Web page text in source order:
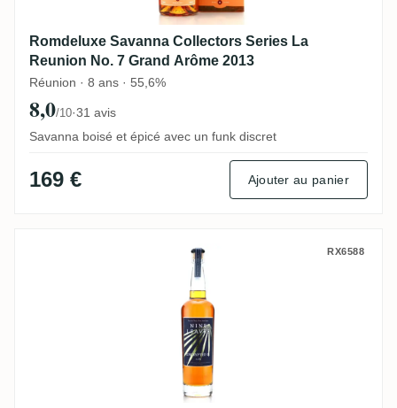
Romdeluxe Savanna Collectors Series La
Reunion No. 7 Grand Arôme 2013
Réunion · 8 ans · 55,6%
8,0/10·31 avis
Savanna boisé et épicé avec un funk discret
169 € Ajouter au panier
Nine Leaves Encrypted III MK3 RX6588